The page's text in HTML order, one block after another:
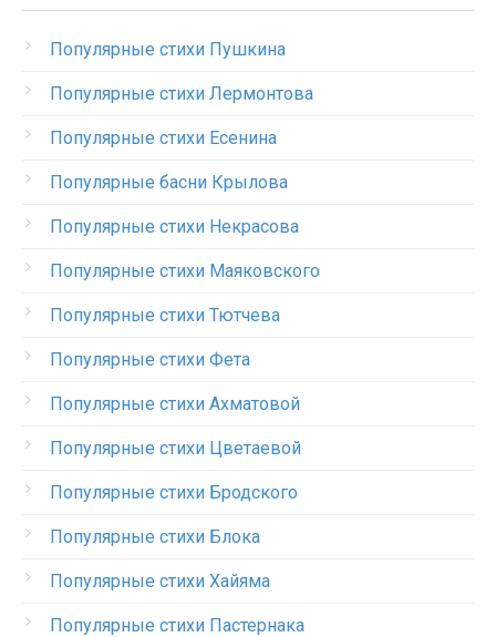
Популярные стихи Пушкина
Популярные стихи Лермонтова
Популярные стихи Есенина
Популярные басни Крылова
Популярные стихи Некрасова
Популярные стихи Маяковского
Популярные стихи Тютчева
Популярные стихи Фета
Популярные стихи Ахматовой
Популярные стихи Цветаевой
Популярные стихи Бродского
Популярные стихи Блока
Популярные стихи Хайяма
Популярные стихи Пастернака